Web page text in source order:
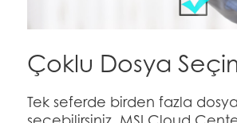
Çoklu Dosya
Tek seferde birden fazla dosya